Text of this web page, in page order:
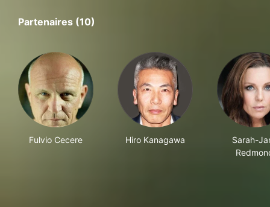
Partenaires (10)
Fulvio Cecere Hiro Kanagawa
Sarah-